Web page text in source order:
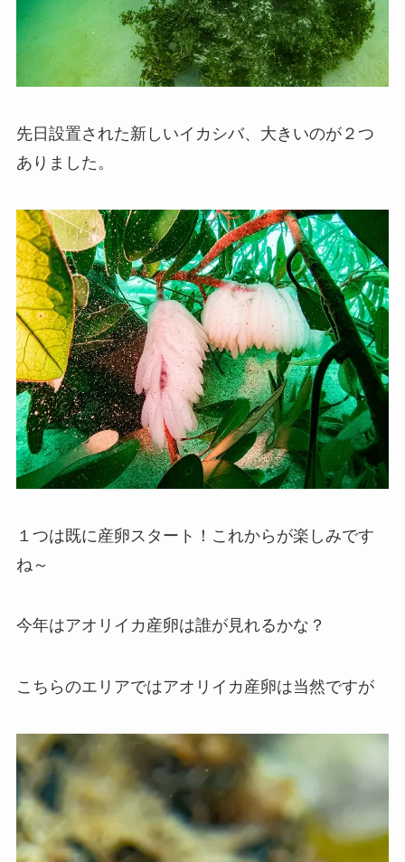
先日設置された新しいイカシバ、大きいのが２つ
ありました。
１つは既に産卵スタート！これからが楽しみです
ね～
今年はアオリイカ産卵は誰が見れるかな？
こちらのエリアではアオリイカ産卵は当然ですが